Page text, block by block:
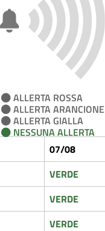
ALLERTA ROSSA
ALLERTA ARANCIONE
ALLERTA GIALLA
NESSUNA ALLERTA
07/08
VERDE
VERDE
VERDE